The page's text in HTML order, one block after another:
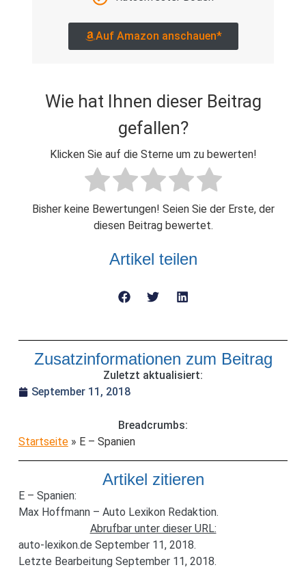
Auf Amazon anschauen*
Wie hat Ihnen dieser Beitrag
gefallen?
Klicken Sie auf die Sterne um zu bewerten!
Bisher keine Bewertungen! Seien Sie der Erste, der
diesen Beitrag bewertet.
Artikel teilen
Zusatzinformationen zum Beitrag
Zuletzt aktualisiert:
September 11, 2018
Breadcrumbs:
Startseite» E – Spanien
Artikel zitieren
E – Spanien:
Max Hoffmann – Auto Lexikon Redaktion.
Abrufbar unter dieser URL:
auto-lexikon.de September 11, 2018.
Letzte Bearbeitung September 11, 2018.